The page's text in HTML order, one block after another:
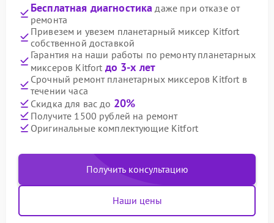
Бесплатная диагностика даже при отказе от
ремонта
Привезем и увезем планетарный миксер Kitfort
собственной доставкой
Гарантия на наши работы по ремонту планетарных
миксеров Kitfort до 3-х лет
Срочный ремонт планетарных миксеров Kitfort в
течении часа
Скидка для вас до 20%
Получите 1500 рублей на ремонт
Оригинальные комплектующие Kitfort
Получить консультацию
Наши цены